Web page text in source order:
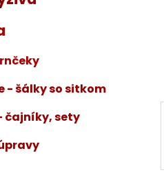
- šálky so sitkom
čajníky, sety